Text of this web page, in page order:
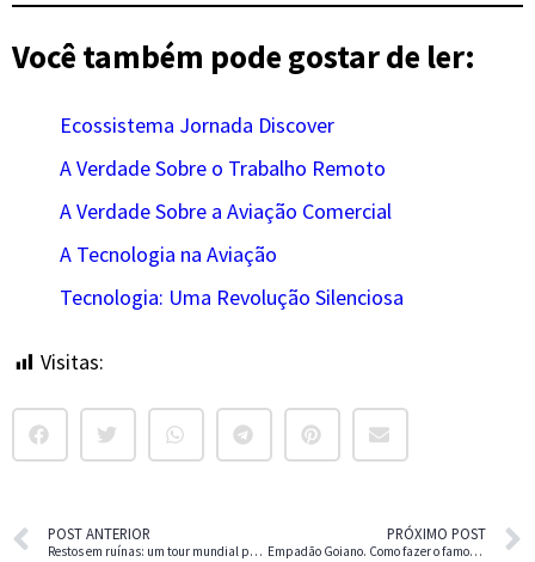
Você também pode gostar de ler:
Ecossistema Jornada Discover
A Verdade Sobre o Trabalho Remoto
A Verdade Sobre a Aviação Comercial
A Tecnologia na Aviação
Tecnologia: Uma Revolução Silenciosa
Visitas:
POST ANTERIOR
Restos em ruínas: um tour mundial por lugares abandonados
PRÓXIMO POST
Empadão Goiano. Como fazer o famoso empadão